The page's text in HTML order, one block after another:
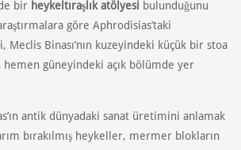
bir heykeltıraşlık atölyesi bulunduğunu
göre Aphrodisias’taki
Meclis Binası’nın kuzeyindeki küçük bir stoa
hemen güneyindeki açık bölümde yer
antik dünyadaki sanat üretimini anlamak
bırakılmış heykeller, mermer blokların